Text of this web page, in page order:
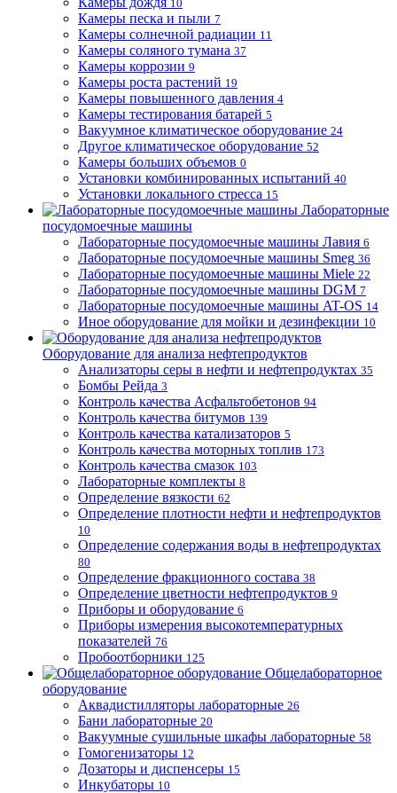
10
Камеры песка и пыли 7
Камеры солнечной радиации 11
Камеры соляного тумана 37
Камеры коррозии 9
Камеры роста растений 19
Камеры повышенного давления 4
Камеры тестирования батарей 5
Вакуумное климатическое оборудование 24
Другое климатическое оборудование 52
Камеры больших объемов 0
Установки комбинированных испытаний 40
Установки локального стресса 15
Лабораторные
посудомоечные машины
Лабораторные посудомоечные машины Лавия 6
Лабораторные посудомоечные машины Smeg 36
Лабораторные посудомоечные машины Miele 22
Лабораторные посудомоечные машины DGM 7
Лабораторные посудомоечные машины AT-OS 14
Иное оборудование для мойки и дезинфекции 10
Оборудование для анализа нефтепродуктов
Анализаторы серы в нефти и нефтепродуктах 35
Бомбы Рейда 3
Контроль качества Асфальтобетонов 94
Контроль качества битумов 139
Контроль качества катализаторов 5
Контроль качества моторных топлив 173
Контроль качества смазок 103
Лабораторные комплекты 8
Определение вязкости 62
Определение плотности нефти и нефтепродуктов
10
Определение содержания воды в нефтепродуктах
80
Определение фракционного состава 38
Определение цветности нефтепродуктов 9
Приборы и оборудование 6
Приборы измерения высокотемпературных
показателей 76
Пробоотборники 125
Общелабораторное
оборудование
Аквадистилляторы лабораторные 26
Бани лабораторные 20
Вакуумные сушильные шкафы лабораторные 58
Гомогенизаторы 12
Дозаторы и диспенсеры 15
Инкубаторы 10